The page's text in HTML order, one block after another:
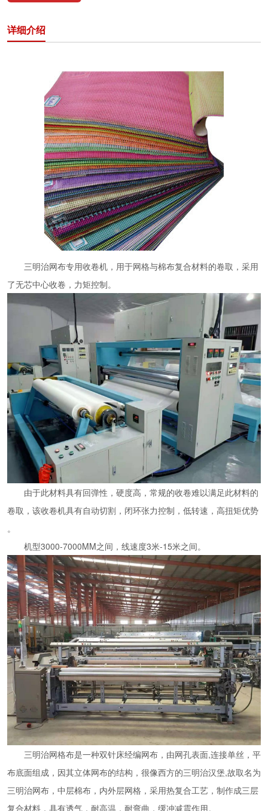
详细介绍
三明治网布专用收卷机，用于网格与棉布复合材料的卷取，采用
了无芯中心收卷，力矩控制。
由于此材料具有回弹性，硬度高，常规的收卷难以满足此材料的
卷取，该收卷机具有自动切割，闭环张力控制，低转速，高扭矩优势
。
机型3000-7000MM之间，线速度3米-15米之间。
三明治网格布是一种双针床经编网布，由网孔表面,连接单丝，平
布底面组成，因其立体网布的结构，很像西方的三明治汉堡,故取名为
三明治网布，中层棉布，内外层网格，采用热复合工艺，制作成三层
复合材料，具有透气，耐高温，耐弯曲，缓冲减震作用。